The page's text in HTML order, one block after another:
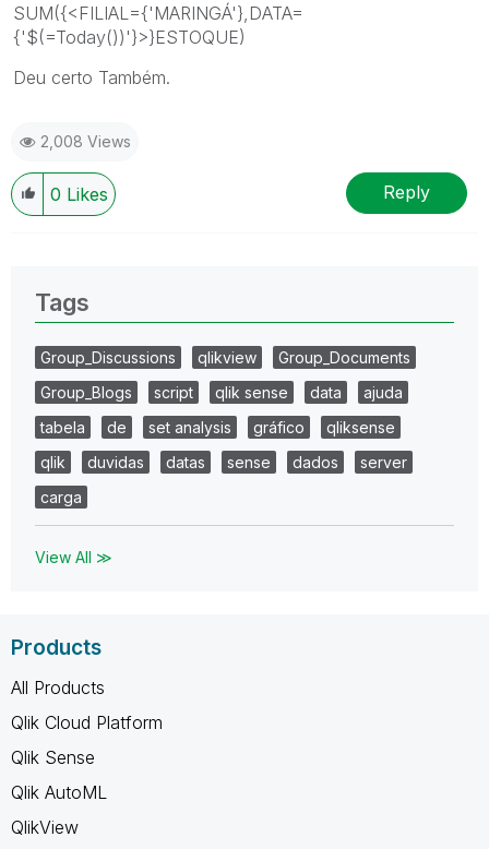
SUM({<FILIAL={'MARINGÁ'},DATA=
{'$(=Today())'}>}ESTOQUE)
Deu certo Também.
2,008 Views
0 Likes Reply
Tags
Group_Discussions qlikview
Group_Documents
Group_Blogs
script qlik sense data
ajuda
tabela
de set analysis gráfico
qliksense
qlik
duvidas datas sense dados
server
carga
View All ≫
Products
All Products
Qlik Cloud Platform
Qlik Sense
Qlik AutoML
QlikView